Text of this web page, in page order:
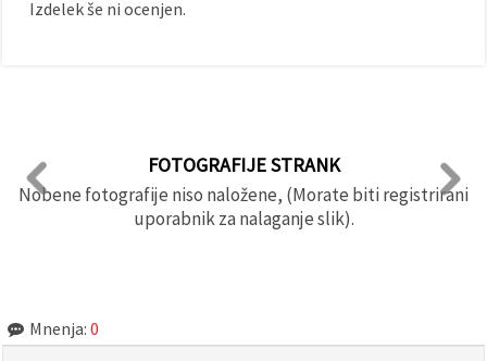
Izdelek še ni ocenjen.
FOTOGRAFIJE STRANK
Nobene fotografije niso naložene, (Morate biti registrirani
uporabnik za nalaganje slik).
Mnenja: 0